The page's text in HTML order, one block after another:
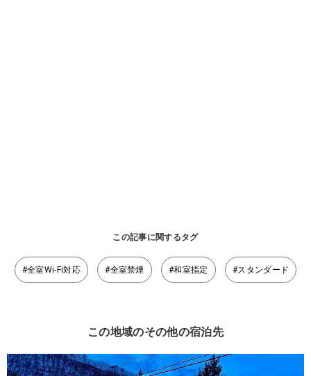
この記事に関するタグ
#全室Wi-Fi対応 #全室禁煙 #和室指定 #スタンダード
この地域のその他の宿泊先